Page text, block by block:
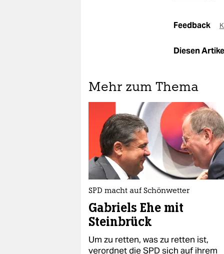
Feedback
Diesen
Mehr zum Thema
SPD macht auf Schönwetter
Gabriels Ehe mit
Steinbrück
Um zu retten, was zu retten ist,
verordnet die SPD sich auf ihrem